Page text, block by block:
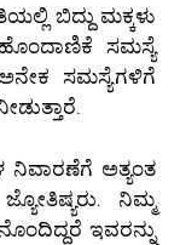
ಬಿದ್ದು ಮಕ್ಕಳು
ಸಮಸ್ಯೆ
ಸಮಸ್ಯೆಗಳಿಗೆ
ನಿವಾರಣೆಗೆ ಅತ್ಯಂತ
ನಿಮ್ಮ
ಇವರನ್ನು